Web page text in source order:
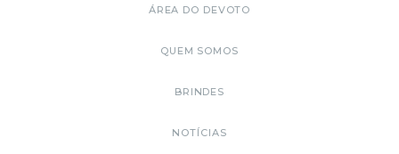
ÁREA DO DEVOTO
QUEM SOMOS
BRINDES
NOTÍCIAS